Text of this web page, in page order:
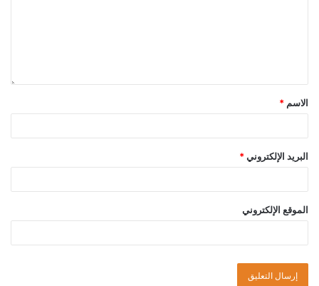
الاسم *
البريد الإلكتروني *
الموقع الإلكتروني